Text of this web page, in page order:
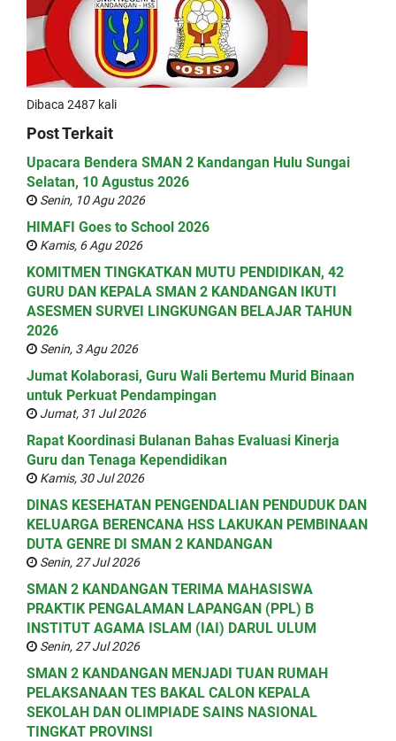
Dibaca 2487 kali
Post Terkait
Upacara Bendera SMAN 2 Kandangan Hulu Sungai
Selatan, 10 Agustus 2026
Senin, 10 Agu 2026
HIMAFI Goes to School 2026
Kamis, 6 Agu 2026
KOMITMEN TINGKATKAN MUTU PENDIDIKAN, 42
GURU DAN KEPALA SMAN 2 KANDANGAN IKUTI
ASESMEN SURVEI LINGKUNGAN BELAJAR TAHUN
2026
Senin, 3 Agu 2026
Jumat Kolaborasi, Guru Wali Bertemu Murid Binaan
untuk Perkuat Pendampingan
Jumat, 31 Jul 2026
Rapat Koordinasi Bulanan Bahas Evaluasi Kinerja
Guru dan Tenaga Kependidikan
Kamis, 30 Jul 2026
DINAS KESEHATAN PENGENDALIAN PENDUDUK DAN
KELUARGA BERENCANA HSS LAKUKAN PEMBINAAN
DUTA GENRE DI SMAN 2 KANDANGAN
Senin, 27 Jul 2026
SMAN 2 KANDANGAN TERIMA MAHASISWA
PRAKTIK PENGALAMAN LAPANGAN (PPL) B
INSTITUT AGAMA ISLAM (IAI) DARUL ULUM
Senin, 27 Jul 2026
SMAN 2 KANDANGAN MENJADI TUAN RUMAH
PELAKSANAAN TES BAKAL CALON KEPALA
SEKOLAH DAN OLIMPIADE SAINS NASIONAL
TINGKAT PROVINSI